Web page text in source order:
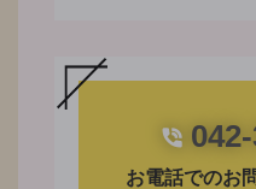
お電話でのお